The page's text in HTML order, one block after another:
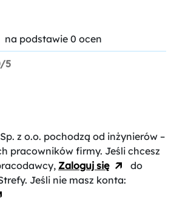
na podstawie 0 ocen
5
z o.o. pochodzą od inżynierów –
pracowników firmy. Jeśli chcesz
Zaloguj się
do
Jeśli nie masz konta: